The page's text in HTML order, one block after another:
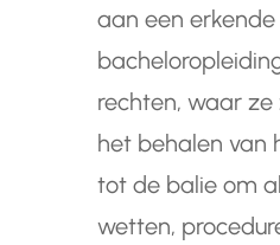
aan een
rechten, waar ze
het behalen van
tot de balie om
wetten,